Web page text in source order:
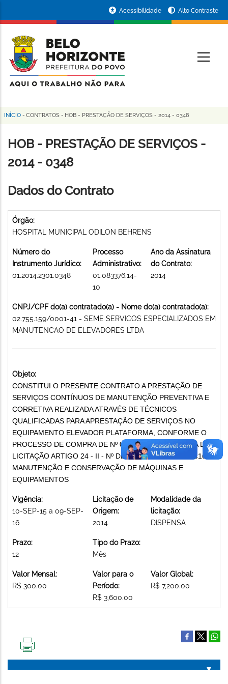
conteúdo
principal
da
Prefeitura
de
Horizonte
Acessibilidade Alto Contraste
Trilha
de
navegação
INÍCIO - CONTRATOS - HOB - PRESTAÇÃO DE SERVIÇOS - 2014 - 0348
HOB - PRESTAÇÃO DE SERVIÇOS -
2014 - 0348
Dados do Contrato
Órgão:
HOSPITAL MUNICIPAL ODILON BEHRENS
Número do
Instrumento Jurídico:
01.2014.2301.0348
Processo
Administrativo:
01.083376.14-
10
Ano da Assinatura
do Contrato:
2014
CNPJ/CPF do(a) contratado(a) - Nome do(a) contratado(a):
02.755.159/0001-41 - SEME SERVICOS ESPECIALIZADOS EM
MANUTENCAO DE ELEVADORES LTDA
Objeto:
CONSTITUI O PRESENTE CONTRATO A PRESTAÇÃO DE
SERVIÇOS CONTÍNUOS DE MANUTENÇÃO PREVENTIVA E
CORRETIVA REALIZADA ATRAVÉS DE TÉCNICOS
QUALIFICADAS PARA APRESTAÇÃO DE SERVIÇOS NO
EQUIPAMENTO ELEVADOR PLATAFORMA, CONFORME O
PROCESSO DE COMPRA DE Nº 04-79/2014 - DISPENSA DE
LICITAÇÃO ARTIGO 24 - II - Nº DE ÓPUS: 010.833.761.410
MANUTENÇÃO E CONSERVAÇÃO DE MÁQUINAS E
EQUIPAMENTOS
Vigência:
10-SEP-15 a 09-SEP-
16
Licitação de
Origem:
2014
Modalidade da
licitação:
DISPENSA
Prazo:
12
Tipo do Prazo:
Mês
Valor Mensal:
R$ 300.00
Valor para o
Período:
R$ 3,600.00
Valor Global:
R$ 7,200.00
PÁGINA